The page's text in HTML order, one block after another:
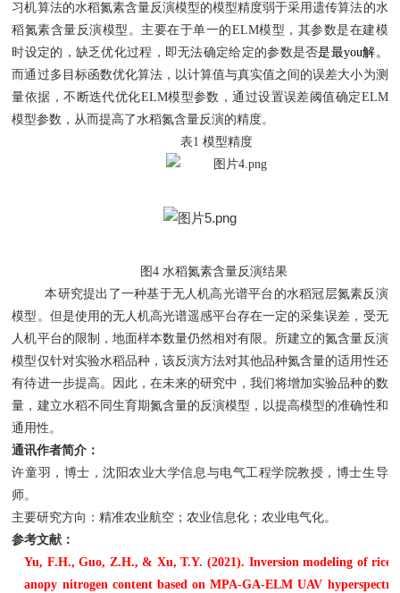
习机算法的水稻氮素含量反演模型的模型精度弱于采用遗传算法的水
稻氮素含量反演模型。主要在于单一的ELM模型，其参数是在建模
时设定的，缺乏优化过程，即无法确定给定的参数是否是最you解。
而通过多目标函数优化算法，以计算值与真实值之间的误差大小为测
量依据，不断迭代优化ELM模型参数，通过设置误差阈值确定ELM
模型参数，从而提高了水稻氮含量反演的精度。
表1 模型精度
图4 水稻氮素含量反演结果
本研究提出了一种基于无人机高光谱平台的水稻冠层氮素反演
模型。但是使用的无人机高光谱遥感平台存在一定的采集误差，受无
人机平台的限制，地面样本数量仍然相对有限。所建立的氮含量反演
模型仅针对实验水稻品种，该反演方法对其他品种氮含量的适用性还
有待进一步提高。因此，在未来的研究中，我们将增加实验品种的数
量，建立水稻不同生育期氮含量的反演模型，以提高模型的准确性和
通用性。
通讯作者简介：
许童羽，博士，沈阳农业大学信息与电气工程学院教授，博士生导
师。
主要研究方向：精准农业航空；农业信息化；农业电气化。
参考文献：
Yu, F.H., Guo, Z.H., & Xu, T.Y. (2021). Inversion modeling of rice c
anopy nitrogen content based on MPA-GA-ELM UAV hyperspectral